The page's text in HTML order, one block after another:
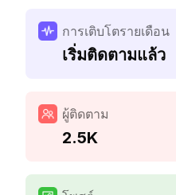
การเติบโตรายเดือน
เริ่มติดตามแล้ว
ผู้ติดตาม
2.5K